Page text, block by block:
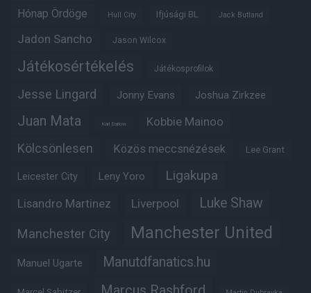
Hónap Ördöge Hull City Ifjúsági BL Jack Butland
Jadon Sancho Jason Wilcox
Játékosértékelés Játékosprofilok
Jesse Lingard Jonny Evans Joshua Zirkzee
Juan Mata Karl Darlow Kobbie Mainoo
Kölcsönlesen Közös meccsnézések Lee Grant
Leicester City Leny Yoro Ligakupa
Lisandro Martinez Liverpool Luke Shaw
Manchester City Manchester United
Manuel Ugarte Manutdfanatics.hu